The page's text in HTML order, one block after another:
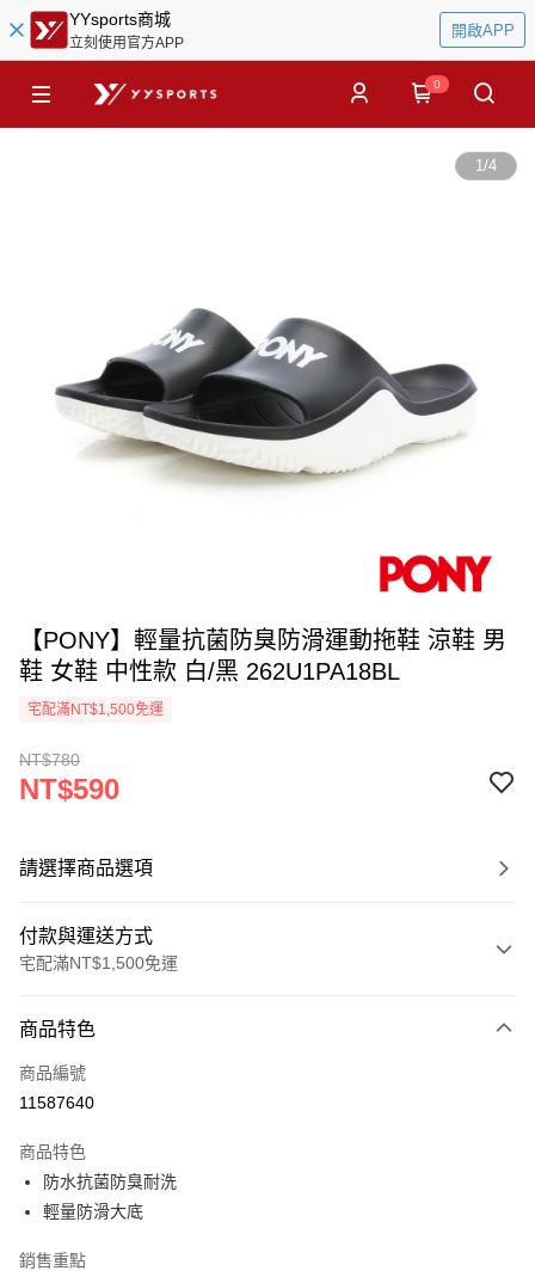
YYsports商城
立刻使用官方APP
開啟APP
0
1/4
【PONY】輕量抗菌防臭防滑運動拖鞋 涼鞋 男
鞋 女鞋 中性款 白/黑 262U1PA18BL
宅配滿NT$1,500免運
NT$780
NT$590
請選擇商品選項
付款與運送方式
宅配滿NT$1,500免運
信用卡一次付款
信用卡分期付款
合作金庫商業銀行
華南商業銀行
上海商業儲蓄銀行
臺灣中小企業銀行
LINE Pay
Apple Pay
悠遊付
商品特色
商品編號
11587640
商品特色
防水抗菌防臭耐洗
輕量防滑大底
銷售重點